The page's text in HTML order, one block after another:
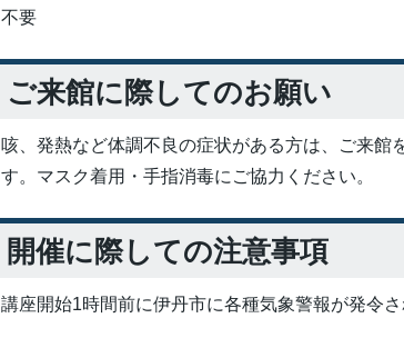
不要
ご来館に際してのお願い
咳、発熱など体調不良の症状がある方は、ご来館
す。マスク着用・手指消毒にご協力ください。
開催に際しての注意事項
講座開始1時間前に伊丹市に各種気象警報が発令